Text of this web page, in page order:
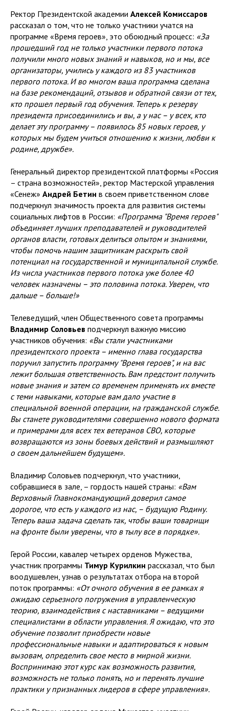
Ректор Президентской академии Алексей Комиссаров
рассказал о том, что не только участники учатся на
программе «Время героев», это обоюдный процесс: «За
прошедший год не только участники первого потока
получили много новых знаний и навыков, но и мы, все
организаторы, учились у каждого из 83 участников
первого потока. И во многом ваша программа сделана
на базе рекомендаций, отзывов и обратной связи от тех,
кто прошел первый год обучения. Теперь к резерву
президента присоединились и вы, а у нас – у всех, кто
делает эту программу – появилось 85 новых героев, у
которых мы будем учиться отношению к жизни, любви к
родине, дружбе».
Генеральный директор президентской платформы «Россия
– страна возможностей», ректор Мастерской управления
«Сенеж» Андрей Бетин в своем приветственном слове
подчеркнул значимость проекта для развития системы
социальных лифтов в России: «Программа "Время героев"
объединяет лучших преподавателей и руководителей
органов власти, готовых делиться опытом и знаниями,
чтобы помочь нашим защитникам раскрыть свой
потенциал на государственной и муниципальной службе.
Из числа участников первого потока уже более 40
человек назначены – это половина потока. Уверен, что
дальше – больше!»
Телеведущий, член Общественного совета программы
Владимир Соловьев подчеркнул важную миссию
участников обучения: «Вы стали участниками
президентского проекта – именно глава государства
поручил запустить программу "Время героев", и на вас
лежит большая ответственность. Вам предстоит получить
новые знания и затем со временем применять их вместе
с теми навыками, которые вам дало участие в
специальной военной операции, на гражданской службе.
Вы станете руководителями совершенно нового формата
и примерами для всех тех ветеранов СВО, которые
возвращаются из зоны боевых действий и размышляют
о своем дальнейшем будущем».
Владимир Соловьев подчеркнул, что участники,
собравшиеся в зале, – гордость нашей страны: «Вам
Верховный Главнокомандующий доверил самое
дорогое, что есть у каждого из нас, – будущую Родину.
Теперь ваша задача сделать так, чтобы ваши товарищи
на фронте были уверены, что в тылу все в порядке».
Герой России, кавалер четырех орденов Мужества,
участник программы Тимур Курилкин рассказал, что был
воодушевлен, узнав о результатах отбора на второй
поток программы: «От очного обучения в ее рамках я
ожидаю серьезного погружения в управленческую
теорию, взаимодействия с наставниками – ведущими
специалистами в области управления. Я ожидаю, что это
обучение позволит приобрести новые
профессиональные навыки и адаптироваться к новым
вызовам, определить свое место в мирной жизни.
Воспринимаю этот курс как возможность развития,
возможность не только понять, но и перенять лучшие
практики у признанных лидеров в сфере управления».